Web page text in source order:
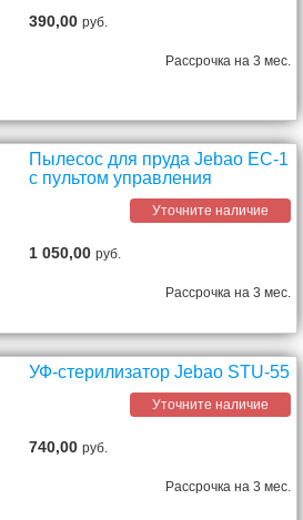
390,00руб.
Рассрочка на 3 мес.
Пылесос для пруда Jebao EC-1
с пультом управления
Уточните наличие
1 050,00руб.
Рассрочка на 3 мес.
УФ-стерилизатор Jebao STU-55
Уточните наличие
740,00руб.
Рассрочка на 3 мес.